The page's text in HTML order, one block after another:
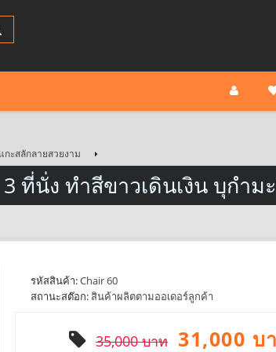
ะสลักลายสวยงาม
ที่นั่ง ทำสีขาวเดินเงิน บุกำม
รหัสสินค้า:Chair 60
สถานะสต๊อก: สินค้าผลิตตามออเดอร์ลูกค้า
35,000 บาท 31,000 บ